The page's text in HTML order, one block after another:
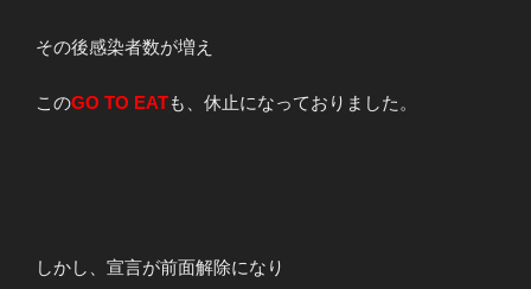
その後感染者数が増え
このGO TO EATも、休止になっておりました。
しかし、宣言が前面解除になり